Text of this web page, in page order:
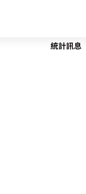
統計訊息